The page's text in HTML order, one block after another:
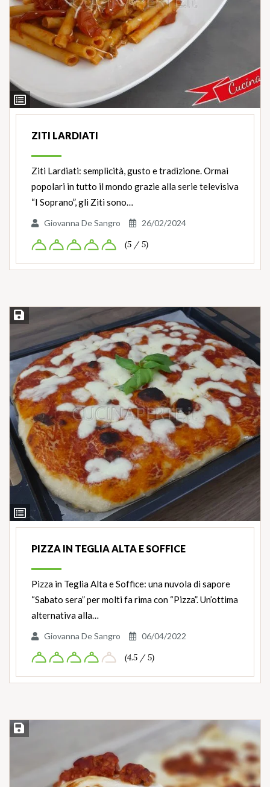
Ingredienti
ZITI LARDIATI
Ziti Lardiati: semplicità, gusto e tradizione. Ormai
popolari in tutto il mondo grazie alla serie televisiva
“I Soprano”, gli Ziti sono…
Giovanna De Sangro 26/02/2024
(5 / 5)
Ingredienti
Salva ricetta
PIZZA IN TEGLIA ALTA E SOFFICE
Pizza in Teglia Alta e Soffice: una nuvola di sapore
“Sabato sera” per molti fa rima con “Pizza”. Un’ottima
alternativa alla…
Giovanna De Sangro 06/04/2022
(4.5 / 5)
Salva ricetta